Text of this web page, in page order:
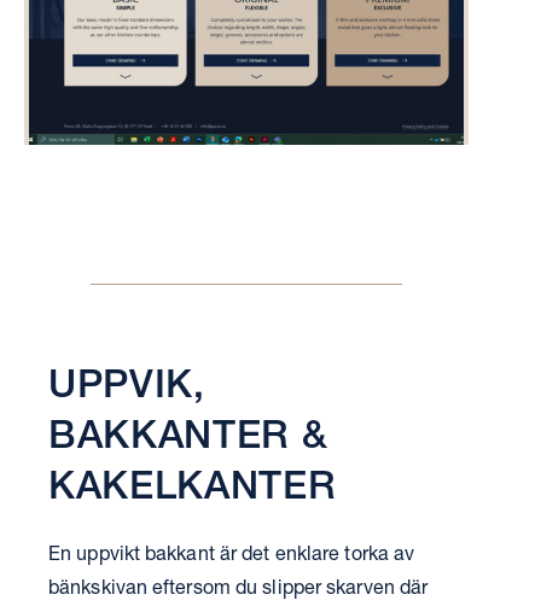
UPPVIK,
BAKKANTER &
KAKELKANTER
En uppvikt bakkant är det enklare torka av
bänkskivan eftersom du slipper skarven där